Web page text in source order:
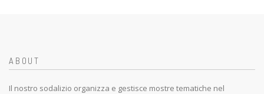
ABOUT
Il nostro sodalizio organizza e gestisce mostre tematiche nel